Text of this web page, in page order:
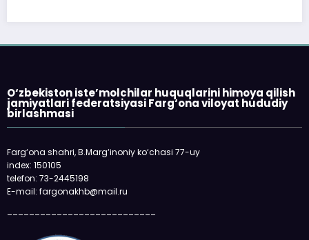
O‘zbekiston iste’molchilar huquqlarini himoya qilish
jamiyatlari federatsiyasi Farg‘ona viloyat hududiy
birlashmasi
Farg‘ona shahri, B.Marg‘inoniy ko‘chasi 77-uy
index: 150105
telefon: 73-2445198
E-mail: fargonakhb@mail.ru